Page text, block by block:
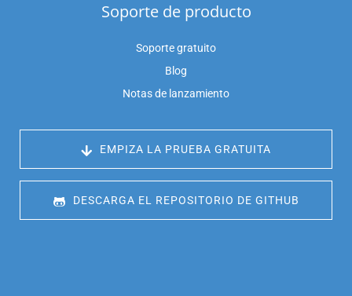
Soporte de producto
Soporte gratuito
Blog
Notas de lanzamiento
EMPIZA LA PRUEBA GRATUITA
DESCARGA EL REPOSITORIO DE GITHUB